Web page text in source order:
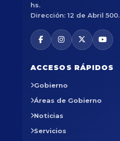
hs.
Dirección: 12 de Abril 500.
ACCESOS RÁPIDOS
Gobierno
Áreas de Gobierno
Noticias
Servicios